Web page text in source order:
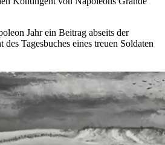
Jahr ein Beitrag abseits der
des Tagesbuches eines treuen Soldaten